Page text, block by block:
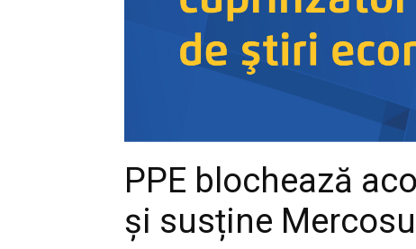
PPE blochează
și susține